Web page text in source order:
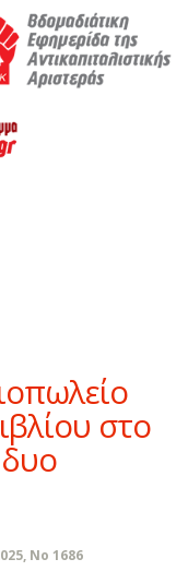
στο
No 1686